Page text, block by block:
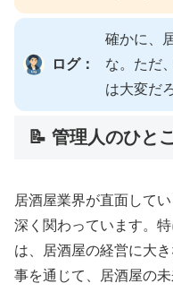
ログ：
確かに、
な。ただ
は大変だ
📝 管理人のひと
居酒屋業界が直面して
深く関わっています。
は、居酒屋の経営に大
事を通じて、居酒屋の